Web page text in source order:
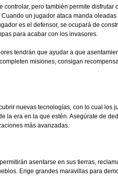
pero también permite disfrutar
un jugador ataca manda
es el defensor, se ocupará de
para acabar con los invasores.
tendrán que ayudar a que
misiones, consigan
nuevas tecnologías, con lo cual los
la era en la que estén. Asegúrate de
más avanzadas.
asentarse en sus tierras,
Erige grandes maravillas para